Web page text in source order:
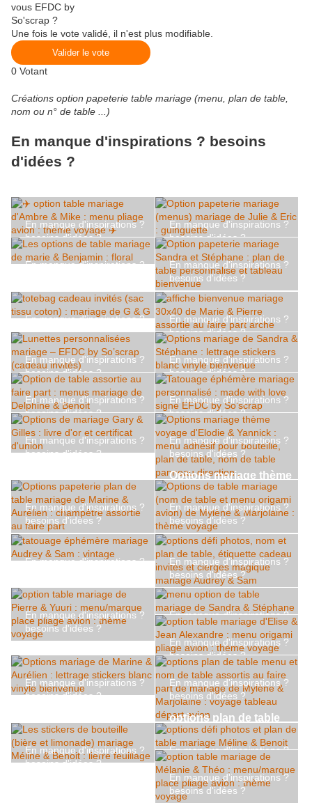
vous EFDC by
So'scrap ?
Une fois le vote validé, il n'est plus modifiable.
Valider le vote
0 Votant
Créations option papeterie table mariage (menu, plan de table,
nom ou n° de table ...)
En manque d'inspirations ? besoins
d'idées ?
En manque d'inspirations ?
besoins d'idées ?
✈️ option table mariage
pliage avion : thème
voyage ✈️
En manque d'inspirations ?
besoins d'idées ?
Option papeterie
mariage (menus)
mariage de Julie & Eric :
guinguette
En manque d'inspirations ?
Les options de table
mariage de marie &
Benjamin : floral
En manque d'inspirations ?
besoins d'idées ?
Option papeterie
mariage Sandra et
Stéphane : plan de table
personnalisé et tableau
bienvenue
En manque d'inspirations ?
besoins d'idées ?
totebag cadeau invités
(sac tissu coton) :
mariage de G & G
En manque d'inspirations ?
besoins d'idées ?
affiche bienvenue
mariage 30x40 de Marie
& Pierre assortie au
faire part arche
En manque d'inspirations ?
besoins d'idées ?
Lunettes
personnalisées mariage
– EFDC by So’scrap
(cadeau invités)
En manque d'inspirations ?
besoins d'idées ?
Options mariage de
Sandra & Stéphane :
lettrage stickers blanc
vinyle bienvenue
En manque d'inspirations ?
besoins d'idées ?
Option de table assortie
au faire part : menus
Benoit
En manque d'inspirations ?
besoins d'idées ?
Tatouage éphémère
mariage personnalisé :
made with love signé
EFDC by So’scrap
En manque d'inspirations ?
besoins d'idées ?
Gary & Gilles : livre d'or
et certificat d'union
En manque d'inspirations ?
besoins d'idées ?
Options mariage thème
voyage d'Elodie &
Yannick : menu adhésif
pour bouteille, plan de
table, nom de table
panneau direction ...
En manque d'inspirations ?
besoins d'idées ?
Options papeterie plan
de table mariage de
champêtre assortie au
faire part
En manque d'inspirations ?
besoins d'idées ?
Options de table
mariage (nom de table
et menu origami avion)
de Mylène & Marjolaine :
thème voyage
En manque d'inspirations ?
tatouage éphémère
mariage Audrey & Sam :
vintage
En manque d'inspirations ?
besoins d'idées ?
options défi photos,
nom et plan de table,
étiquette cadeau invités
et cierges magique
mariage Audrey & Sam
En manque d'inspirations ?
besoins d'idées ?
Pierre & Yuuri :
menu/marque place
pliage avion : thème
En manque d'inspirations ?
besoins d'idées ?
menu option de table
mariage de Sandra &
Stéphane
En manque d'inspirations ?
besoins d'idées ?
option table mariage
d'Elise & Jean
Alexandre : menu
origami pliage avion :
thème voyage
En manque d'inspirations ?
besoins d'idées ?
Marine & Aurélien :
lettrage stickers blanc
vinyle bienvenue
En manque d'inspirations ?
besoins d'idées ?
options plan de table
menu et nom de table
assortis au faire part de
mariage de Mylène &
Marjolaine : voyage
tableau départ avion
En manque d'inspirations ?
besoins d'idées ?
En manque d'inspirations ?
besoins d'idées ?
options défi photos et
plan de table mariage
En manque d'inspirations ?
besoins d'idées ?